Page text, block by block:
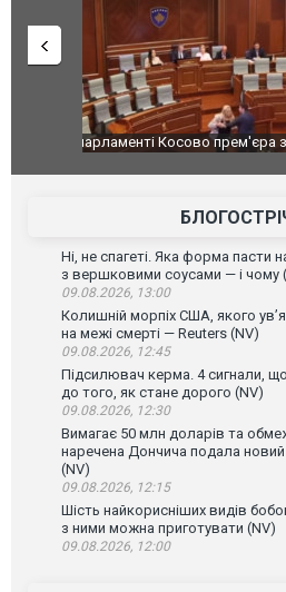
яйцямиПриїхав за паспортом та
зіркового футболіста
Ні, не спагеті. Яка форма пасти
з вершковими соусами — і чому
09.08.2026, 13:00
Колишній морпіх США, якого
на межі смерті — Reuters (NV)
09.08.2026, 12:45
Підсилювач керма. 4 сигнали,
до того, як стане дорого (NV)
09.08.2026, 12:30
Вимагає 50 млн доларів та
наречена Дончича подала
(NV)
09.08.2026, 12:15
Шість найкорисніших видів
з ними можна приготувати (NV)
09.08.2026, 12:00